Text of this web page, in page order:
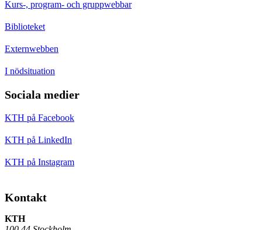
Kurs-, program- och gruppwebbar
Biblioteket
Externwebben
I nödsituation
Sociala medier
KTH på Facebook
KTH på LinkedIn
KTH på Instagram
Kontakt
KTH